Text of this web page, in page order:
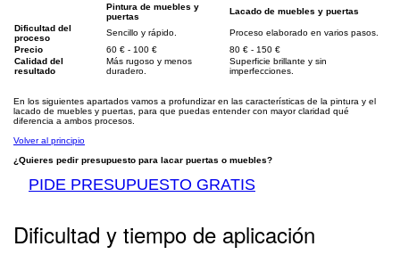
Pintura de muebles y
puertas
Lacado de muebles y puertas
Dificultad del
proceso
Sencillo y rápido.
Proceso elaborado en varios pasos.
Precio
60 € - 100 €
80 € - 150 €
Calidad del
resultado
Más rugoso y menos
duradero.
Superficie brillante y sin
imperfecciones.
En los siguientes apartados vamos a profundizar en las características de la pintura y el
lacado de muebles y puertas, para que puedas entender con mayor claridad qué
diferencia a ambos procesos.
Volver al principio
¿Quieres pedir presupuesto para lacar puertas o muebles?
PIDE PRESUPUESTO GRATIS
Dificultad y tiempo de aplicación